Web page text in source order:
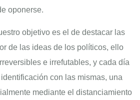
oponerse.
objetivo es el de destacar las
de las ideas de los políticos, ello
e irrefutables, y cada día
con las mismas, una
mediante el distanciamiento